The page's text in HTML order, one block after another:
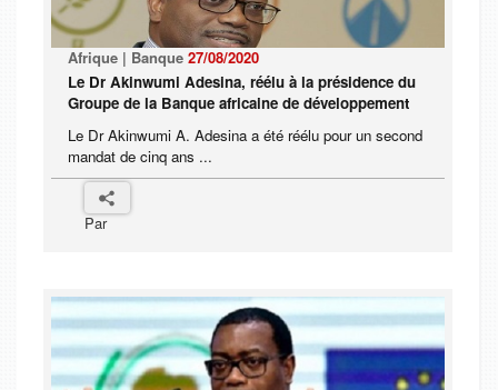
Afrique | Banque 27/08/2020
Le Dr Akinwumi Adesina, réélu à la présidence du
Groupe de la Banque africaine de développement
Le Dr Akinwumi A. Adesina a été réélu pour un second
mandat de cinq ans ...
Par